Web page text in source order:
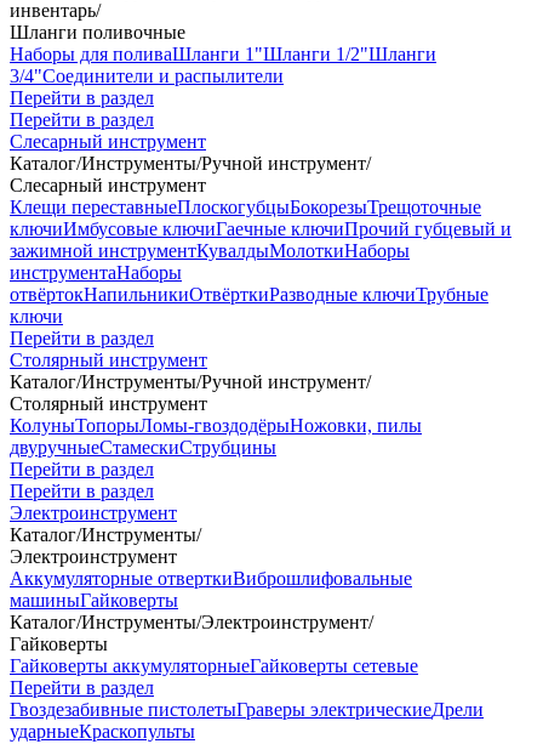
инвентарь/
Шланги поливочные
Наборы для поливаШланги 1"Шланги 1/2"Шланги
3/4"Соединители и распылители
Перейти в раздел
Перейти в раздел
Слесарный инструмент
Каталог/Инструменты/Ручной инструмент/
Слесарный инструмент
Клещи переставныеПлоскогубцыБокорезыТрещоточные
ключиИмбусовые ключиГаечные ключиПрочий губцевый и
зажимной инструментКувалдыМолоткиНаборы
инструментаНаборы
отвёртокНапильникиОтвёрткиРазводные ключиТрубные
ключи
Перейти в раздел
Столярный инструмент
Каталог/Инструменты/Ручной инструмент/
Столярный инструмент
КолуныТопорыЛомы-гвоздодёрыНожовки, пилы
двуручныеСтамескиСтрубцины
Перейти в раздел
Перейти в раздел
Электроинструмент
Каталог/Инструменты/
Электроинструмент
Аккумуляторные отверткиВиброшлифовальные
машиныГайковерты
Каталог/Инструменты/Электроинструмент/
Гайковерты
Гайковерты аккумуляторныеГайковерты сетевые
Перейти в раздел
Гвоздезабивные пистолетыГраверы электрическиеДрели
ударныеКраскопульты